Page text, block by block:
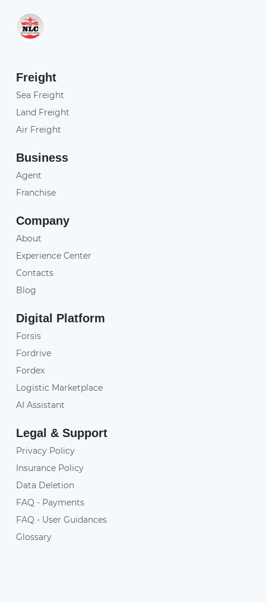
Freight
Sea Freight
Land Freight
Air Freight
Business
Agent
Franchise
Company
About
Experience Center
Contacts
Blog
Digital Platform
Forsis
Fordrive
Fordex
Logistic Marketplace
AI Assistant
Legal & Support
Privacy Policy
Insurance Policy
Data Deletion
FAQ - Payments
FAQ - User Guidances
Glossary